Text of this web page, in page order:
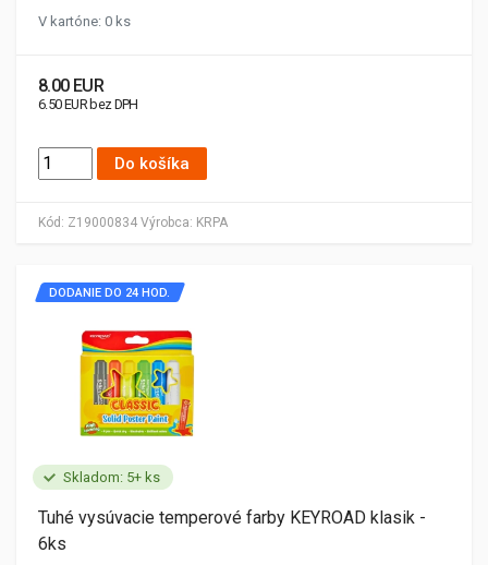
Kód: Z19000834 Výrobca: KRPA
V kartóne: 0 ks
8.00 EUR
6.50 EUR bez DPH
Do košíka
Skladom: 5+ ks
DODANIE DO 24 HOD.
Tuhé vysúvacie temperové farby KEYROAD klasik -
6ks